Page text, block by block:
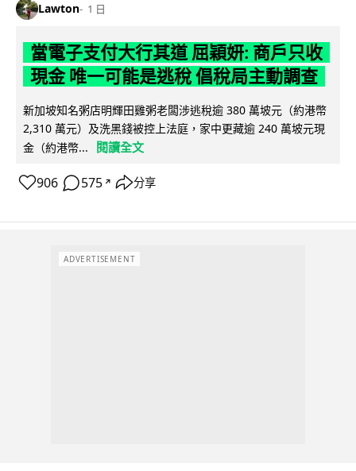
Lawton 1 日
當電子支付大行其道 屈穎妍: 商戶只收
現金 唯一可能是逃稅 倡稅局主動調查
新加坡知名粥店明輝田雞粥老闆涉逃稅逾 380 萬坡元（約港幣
2,310 萬元）及洗黑錢被控上法庭，家中更藏逾 240 萬坡元現
金（約港幣...
閱讀全文
906 575 ↗ 分享
ADVERTISEMENT